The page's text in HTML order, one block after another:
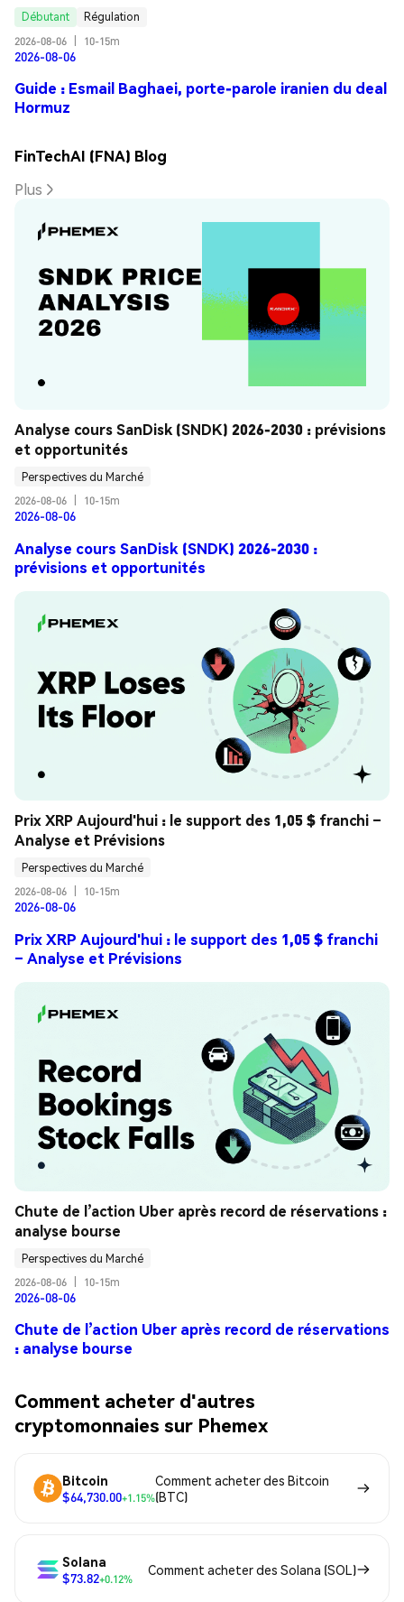
Débutant
Régulation
2026-08-06
10-15m
2026-08-06
Guide : Esmail Baghaei, porte-parole iranien du deal
Hormuz
FinTechAI (FNA) Blog
Plus
Analyse cours SanDisk (SNDK) 2026-2030 : prévisions
et opportunités
Perspectives du Marché
2026-08-06
10-15m
2026-08-06
Analyse cours SanDisk (SNDK) 2026-2030 :
prévisions et opportunités
Prix XRP Aujourd'hui : le support des 1,05 $ franchi –
Analyse et Prévisions
Perspectives du Marché
2026-08-06
10-15m
2026-08-06
Prix XRP Aujourd'hui : le support des 1,05 $ franchi
– Analyse et Prévisions
Chute de l’action Uber après record de réservations :
analyse bourse
Perspectives du Marché
2026-08-06
10-15m
2026-08-06
Chute de l’action Uber après record de réservations
: analyse bourse
Comment acheter d'autres
cryptomonnaies sur Phemex
Bitcoin
$64,730.00+1.15%
Comment acheter des Bitcoin
(BTC)
Solana
$73.82+0.12%
Comment acheter des Solana (SOL)